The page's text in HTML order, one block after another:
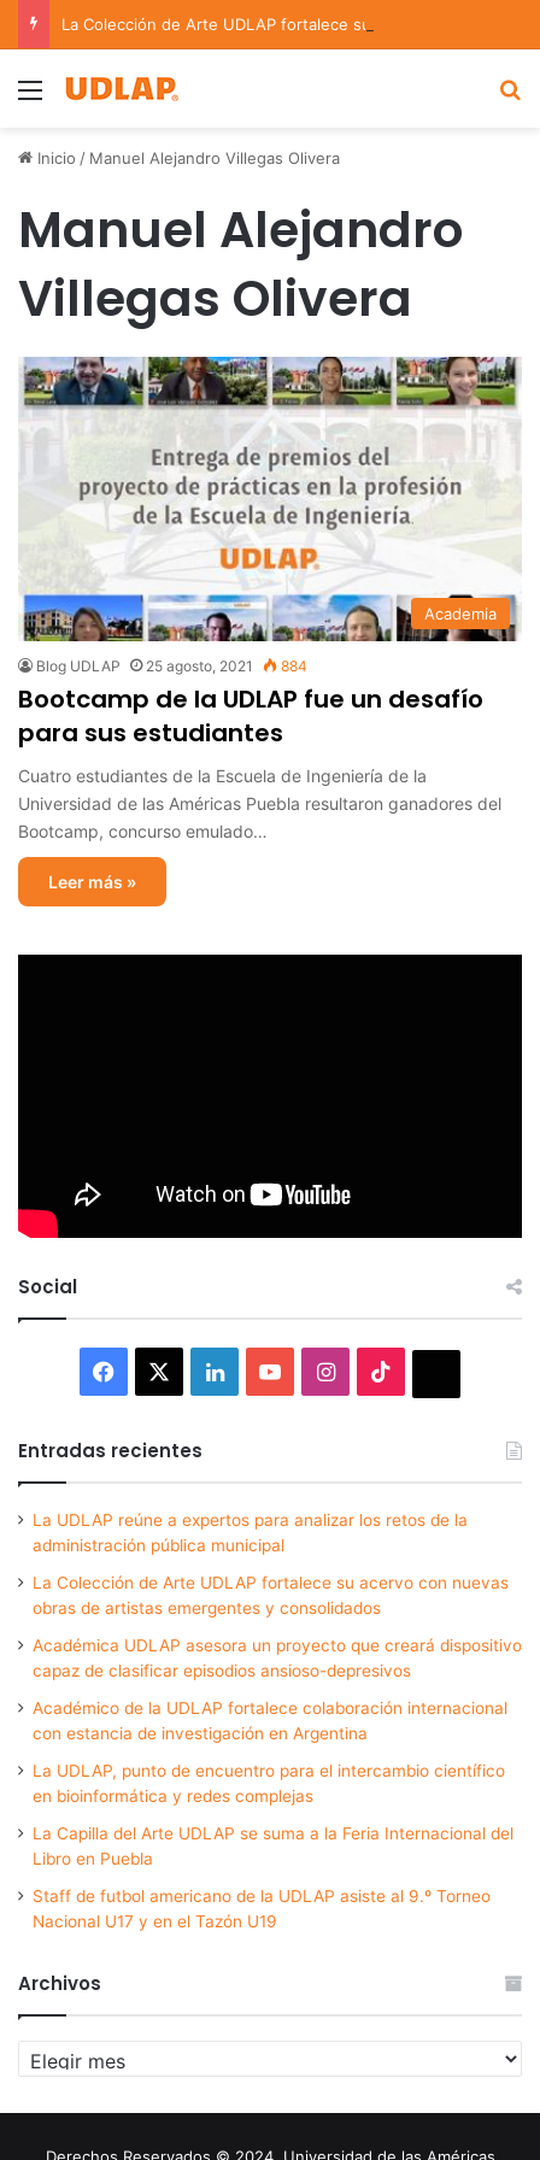
Menu
Inicio / Manuel Alejandro Villegas Olivera
Manuel Alejandro
Villegas Olivera
Academia
Blog UDLAP 25 agosto, 2021 884
Bootcamp de la UDLAP fue un desafío
para sus estudiantes
Cuatro estudiantes de la Escuela de Ingeniería de la
Universidad de las Américas Puebla resultaron ganadores del
Bootcamp, concurso emulado…
Leer más »
Social
Facebook LinkedInYouTubeInstagram
Entradas recientes
La UDLAP reúne a expertos para analizar los retos de la
administración pública municipal
La Colección de Arte UDLAP fortalece su acervo con nuevas
obras de artistas emergentes y consolidados
Académica UDLAP asesora un proyecto que creará dispositivo
capaz de clasificar episodios ansioso-depresivos
Académico de la UDLAP fortalece colaboración internacional
con estancia de investigación en Argentina
La UDLAP, punto de encuentro para el intercambio científico
en bioinformática y redes complejas
La Capilla del Arte UDLAP se suma a la Feria Internacional del
Libro en Puebla
Staff de futbol americano de la UDLAP asiste al 9.º Torneo
Nacional U17 y en el Tazón U19
Archivos
Archivos